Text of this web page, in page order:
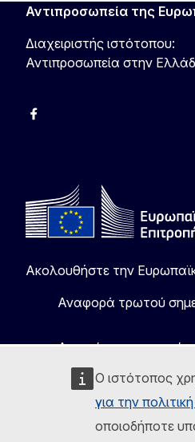
Ο ιστότοπος
για την
οποιοδήποτε
Αντιπροσωπεία της
Διαχειριστής ιστότοπου:
Αντιπροσωπεία στην
Facebook
Ακολουθήστε την
Αναφορά τρωτού
Ανακοίνωση νομικού